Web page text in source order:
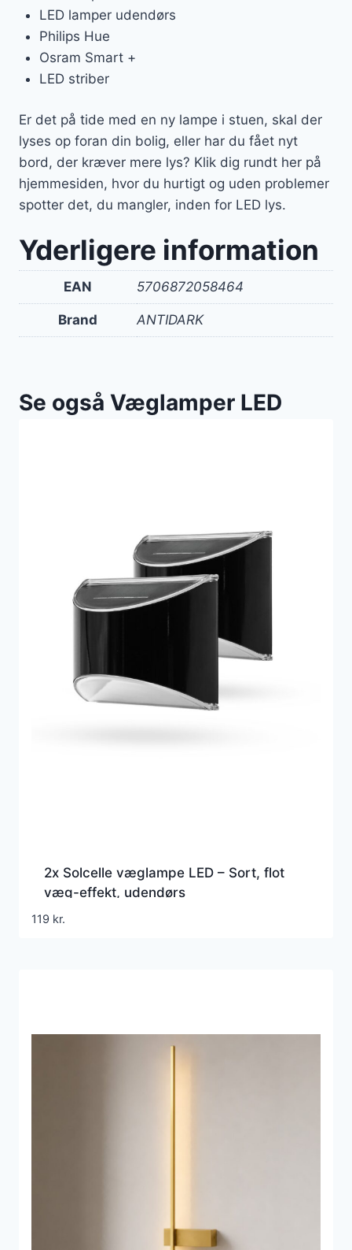
LED lamper udendørs
Philips Hue
Osram Smart +
LED striber
Er det på tide med en ny lampe i stuen, skal der
lyses op foran din bolig, eller har du fået nyt
bord, der kræver mere lys? Klik dig rundt her på
hjemmesiden, hvor du hurtigt og uden problemer
spotter det, du mangler, inden for LED lys.
Yderligere information
EAN 5706872058464
Brand ANTIDARK
Se også Væglamper LED
2x Solcelle væglampe LED – Sort, flot
væg-effekt, udendørs
119 kr.